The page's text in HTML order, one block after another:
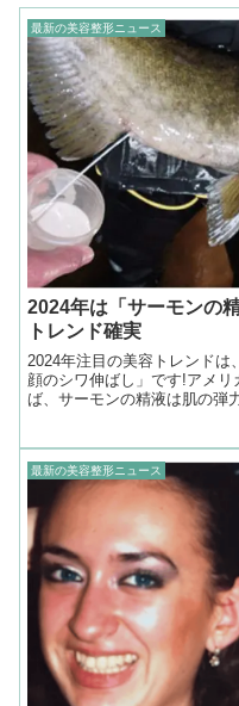
最新の美容整形ニュース
2024年は「サーモンの
トレンド確実
2024年注目の美容トレンドは
顔のシワ伸ばし」です!アメ
ば、サーモンの精液は肌の弾
最新の美容整形ニュース